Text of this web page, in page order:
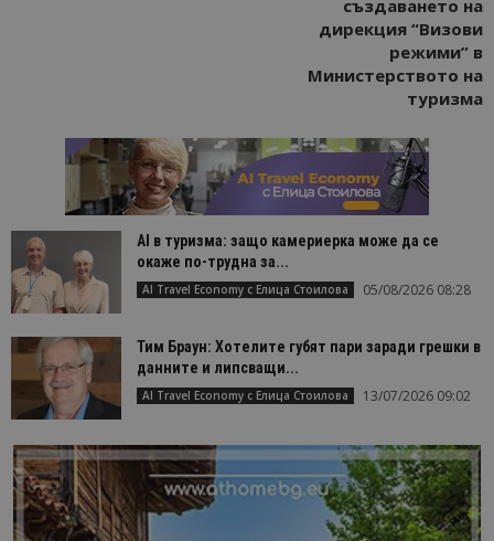
създаването на
дирекция “Визови
режими” в
Министерството на
туризма
AI в туризма: защо камериерка може да се
окаже по-трудна за...
AI Travel Economy с Елица Стоилова 05/08/2026 08:28
Тим Браун: Хотелите губят пари заради грешки в
данните и липсващи...
AI Travel Economy с Елица Стоилова 13/07/2026 09:02